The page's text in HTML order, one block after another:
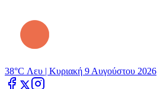
38°C Λευ | Κυριακή 9 Αυγούστου 2026